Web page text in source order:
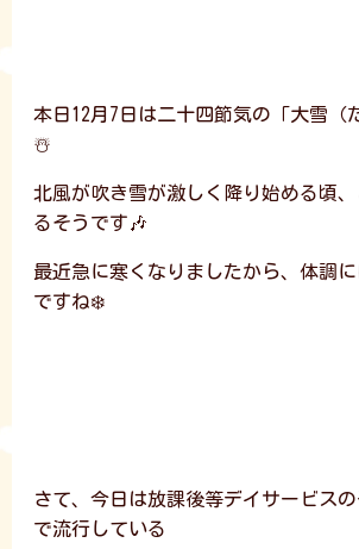
本日12月7日は二十四節気の「大雪（
☃️
北風が吹き雪が激しく降り始める頃
るそうです🎶
最近急に寒くなりましたから、体調
ですね❄️
さて、今日は放課後等デイサービス
で流行している